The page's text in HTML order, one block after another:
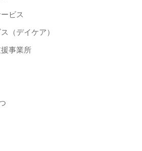
ビス
（デイケア）
事業所